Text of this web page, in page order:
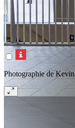
Photographie de